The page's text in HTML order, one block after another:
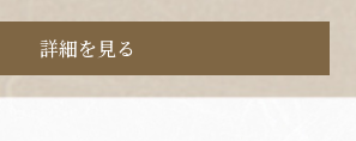
詳細を見る